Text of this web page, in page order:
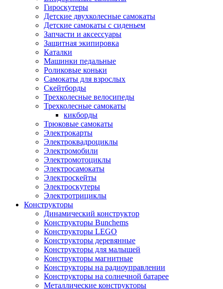
Гироскутеры
Детские двухколесные самокаты
Детские самокаты с сиденьем
Запчасти и аксессуары
Защитная экипировка
Каталки
Машинки педальные
Роликовые коньки
Самокаты для взрослых
Скейтборды
Трехколесные велосипеды
Трехколесные самокаты
кикборды
Трюковые самокаты
Электрокарты
Электроквадроциклы
Электромобили
Электромотоциклы
Электросамокаты
Электроскейты
Электроскутеры
Электротрициклы
Конструкторы
Динамический конструктор
Конструкторы Bunchems
Конструкторы LEGO
Конструкторы деревянные
Конструкторы для малышей
Конструкторы магнитные
Конструкторы на радиоуправлении
Конструкторы на солнечной батарее
Металлические конструкторы